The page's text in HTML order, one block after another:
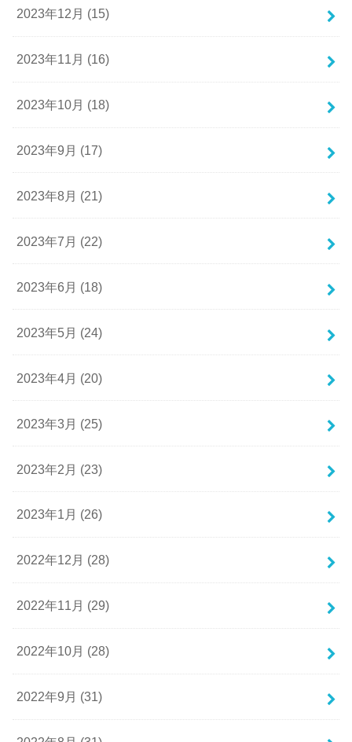
2023年12月 (15)
2023年11月 (16)
2023年10月 (18)
2023年9月 (17)
2023年8月 (21)
2023年7月 (22)
2023年6月 (18)
2023年5月 (24)
2023年4月 (20)
2023年3月 (25)
2023年2月 (23)
2023年1月 (26)
2022年12月 (28)
2022年11月 (29)
2022年10月 (28)
2022年9月 (31)